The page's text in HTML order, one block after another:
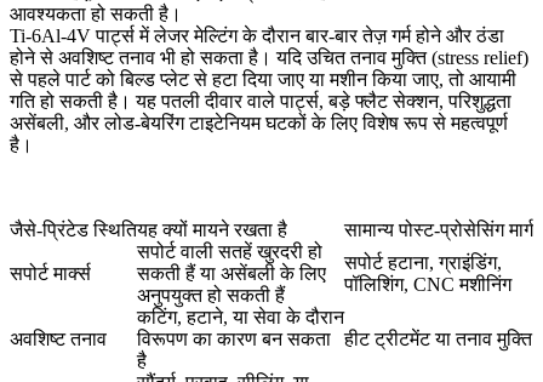
आवश्यकता हो सकती है।
Ti-6Al-4V पार्ट्स में लेजर मेल्टिंग के दौरान बार-बार तेज़ गर्म होने और ठंडा
होने से अवशिष्ट तनाव भी हो सकता है। यदि उचित तनाव मुक्ति (stress relief)
से पहले पार्ट को बिल्ड प्लेट से हटा दिया जाए या मशीन किया जाए, तो आयामी
गति हो सकती है। यह पतली दीवार वाले पार्ट्स, बड़े फ्लैट सेक्शन, परिशुद्धता
असेंबली, और लोड-बेयरिंग टाइटेनियम घटकों के लिए विशेष रूप से महत्वपूर्ण
है।
जैसे-प्रिंटेड स्थितियह क्यों मायने रखता है सामान्य पोस्ट-प्रोसेसिंग मार्ग
सपोर्ट मार्क्स
सपोर्ट वाली सतहें खुरदरी हो
सकती हैं या असेंबली के लिए
अनुपयुक्त हो सकती हैं
सपोर्ट हटाना, ग्राइंडिंग,
पॉलिशिंग, CNC मशीनिंग
अवशिष्ट तनाव
कटिंग, हटाने, या सेवा के दौरान
विरूपण का कारण बन सकता
है
हीट ट्रीटमेंट या तनाव मुक्ति